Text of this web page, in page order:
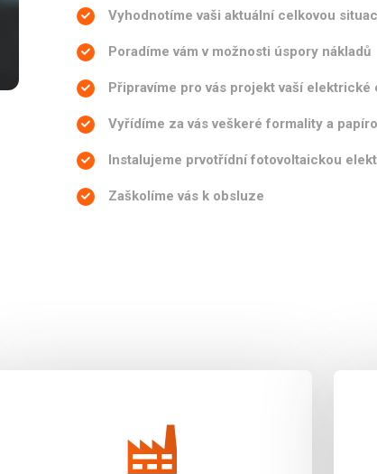
Vyhodnotíme vaši aktuální celkovou
Poradíme vám v možnosti úspory nákladů
Připravíme pro vás projekt vaší elektrické
Vyřídíme za vás veškeré formality a
Instalujeme prvotřídní fotovoltaickou
Zaškolíme vás k obsluze